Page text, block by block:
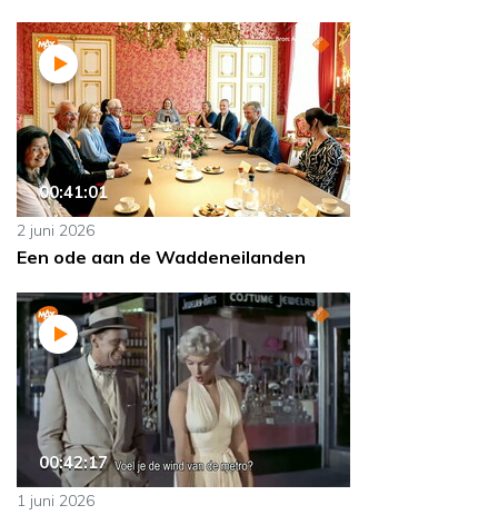
00:41:01
2 juni 2026
Een ode aan de Waddeneilanden
00:42:17
1 juni 2026